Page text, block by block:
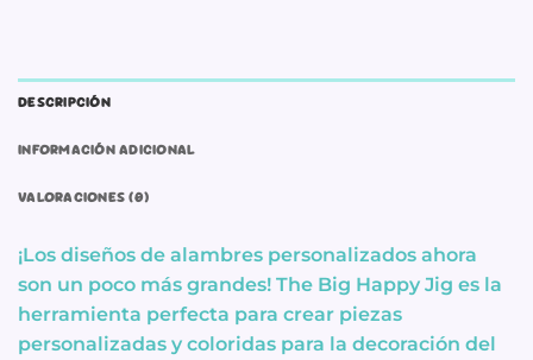
DESCRIPCIÓN
INFORMACIÓN ADICIONAL
VALORACIONES (0)
¡Los diseños de alambres personalizados ahora
son un poco más grandes! The Big Happy Jig es la
herramienta perfecta para crear piezas
personalizadas y coloridas para la decoración del